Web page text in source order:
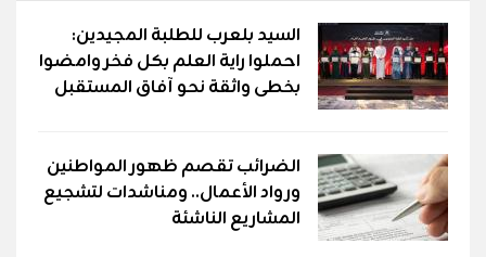
السيد بلعرب للطلبة المجيدين:
احملوا راية العلم بكل فخر وامضوا
بخطى واثقة نحو آفاق المستقبل
الضرائب تقصم ظهور المواطنين
ورواد الأعمال.. ومناشدات لتشجيع
المشاريع الناشئة